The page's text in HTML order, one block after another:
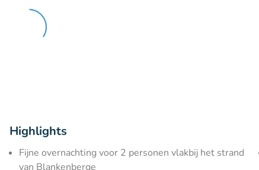
Highlights
Fijne overnachting voor 2 personen vlakbij het strand
van Blankenberge